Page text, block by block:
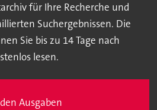
für Ihre Recherche und
Suchergebnissen. Die
Sie bis zu 14 Tage nach
lesen.
Ausgaben